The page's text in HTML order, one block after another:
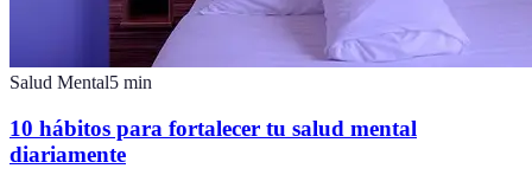
Salud Mental5 min
10 hábitos para fortalecer tu salud mental
diariamente